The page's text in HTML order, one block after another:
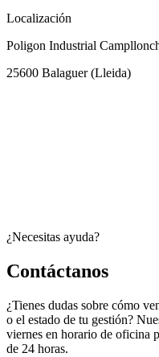
Localización
Poligon Industrial
25600 Balaguer(Lleida)
¿Necesitas ayuda?
Contáctanos
¿Tienes dudas sobre cómo
o el estado de tu gestión?
viernes en horario de oficina
de 24 horas.